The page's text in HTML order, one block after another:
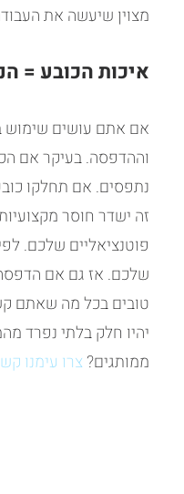
מצוין שיעשה את
איכות הכובע =
אם אתם עושים שימוש
וההדפסה. בעיקר אם
נתפסים. אם תחלקו
זה ישדר חוסר
פוטנציאליים שלכם.
שלכם. אז גם אם
טובים בכל מה שאתם
יהיו חלק בלתי נפרד
ממותגים? צרו עימנו